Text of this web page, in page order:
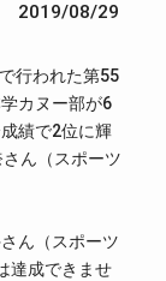
2019/08/29
行われた第55
カヌー部が6
績で2位に輝
ん（スポーツ
ん（スポーツ
達成できませ